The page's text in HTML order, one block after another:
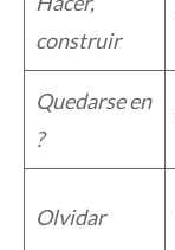
construir
Quedarse en
?
Olvidar